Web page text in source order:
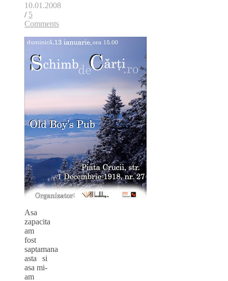
10.01.2008
/ 5
Comments
Asa
zapacita
am
fost
saptamana
asta si
asa mi-
am